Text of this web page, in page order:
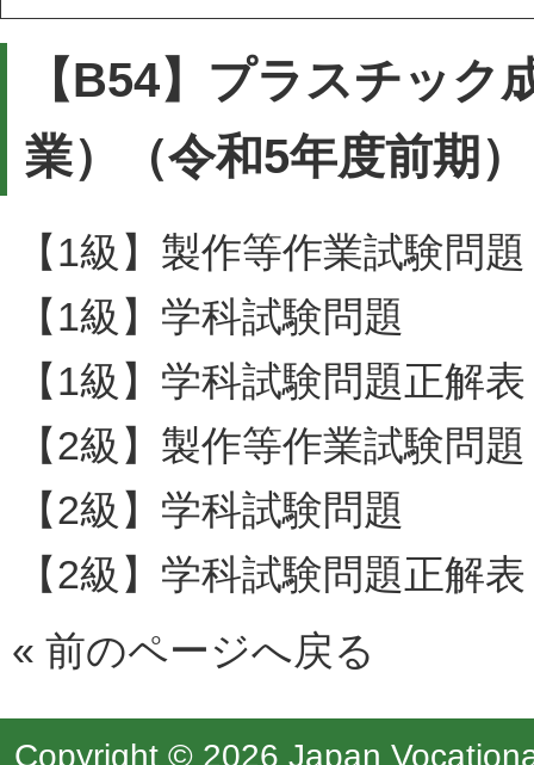
【B54】プラスチッ
業）（令和5年度前期）
【1級】製作等作業試験問題
【1級】学科試験問題
【1級】学科試験問題正解表
【2級】製作等作業試験問題
【2級】学科試験問題
【2級】学科試験問題正解表
« 前のページへ戻る
Copyright © 2026 Japan